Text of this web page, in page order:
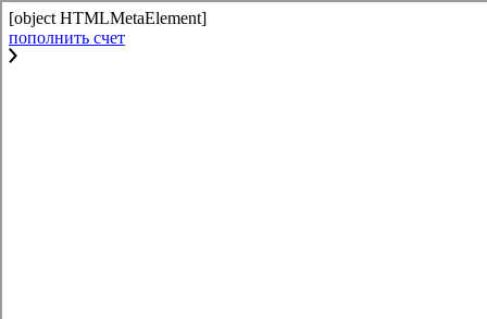
[object HTMLMetaElement]
пополнить счет